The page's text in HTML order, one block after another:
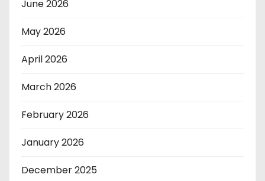
June 2026
May 2026
April 2026
March 2026
February 2026
January 2026
December 2025